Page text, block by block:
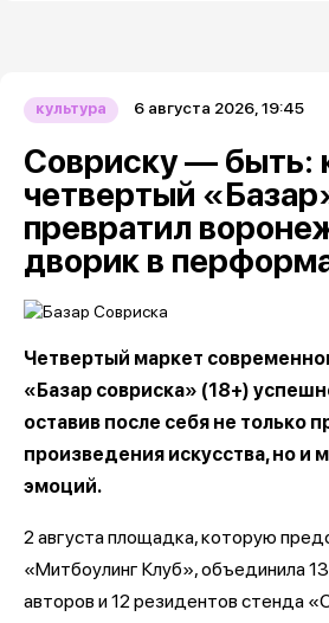
культура 6 августа 2026, 19:45
Совриску — быть:
четвертый
превратил
дворик в
Четвертый маркет
«Базар совриска» (18+)
оставив после себя не только
произведения искусства, но и
эмоций.
2 августа площадка, которую
«Митбоулинг Клуб», объединила
авторов и 12 резидентов стенда